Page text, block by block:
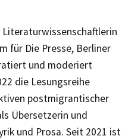
für Die Presse, Berliner
und moderiert
die Lesungsreihe
postmigrantischer
Übersetzerin und
und Prosa. Seit 2021 ist